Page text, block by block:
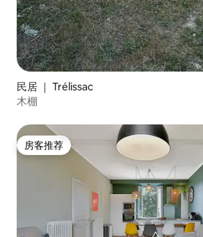
民居 ｜ Trélissac
木棚
房客推荐
房客推荐